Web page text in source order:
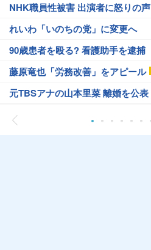
NHK職員性被害 出演者に怒りの声
れいわ「いのちの党」に変更へ
90歳患者を殴る? 看護助手を逮捕
藤原竜也「労務改善」をアピール
元TBSアナの山本里菜 離婚を公表